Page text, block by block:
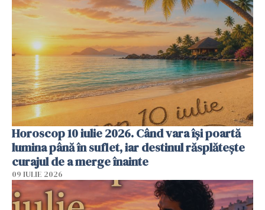
Horoscop 10 iulie 2026. Când vara își poartă
lumina până în suflet, iar destinul răsplătește
curajul de a merge înainte
09 IULIE 2026